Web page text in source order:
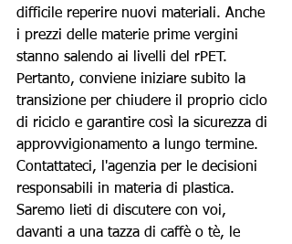
difficile reperire nuovi materiali. Anche
i prezzi delle materie prime vergini
stanno salendo ai livelli del rPET.
Pertanto, conviene iniziare subito la
transizione per chiudere il proprio ciclo
di riciclo e garantire così la sicurezza di
approvvigionamento a lungo termine.
Contattateci, l'agenzia per le decisioni
responsabili in materia di plastica.
Saremo lieti di discutere con voi,
davanti a una tazza di caffè o tè, le